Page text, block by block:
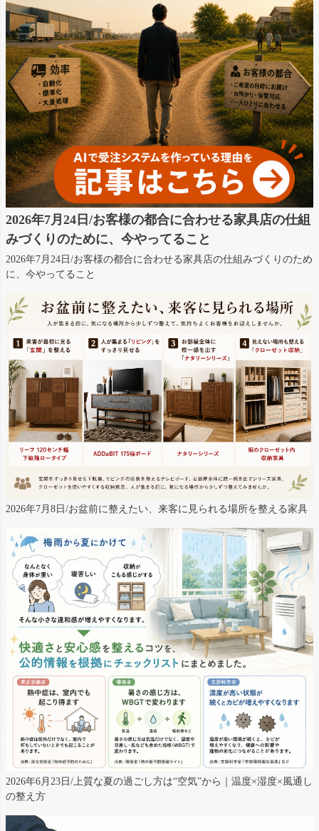
2026年7月24日/お客様の都合に合わせる家具店の仕組
みづくりのために、今やってること
2026年7月24日/お客様の都合に合わせる家具店の仕組みづくりのため
に、今やってること
2026年7月8日/お盆前に整えたい、来客に見られる場所を整える家具
2026年6月23日/上質な夏の過ごし方は“空気”から｜温度×湿度×風通し
の整え方